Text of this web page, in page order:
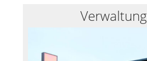
Verwaltung